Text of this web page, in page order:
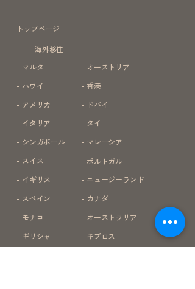
トップページ
- 海外移住
- マルタ
- オーストリア
- ハワイ
- 香港
- アメリカ
- ドバイ
- イタリア
- タイ
- シンガポール
- マレーシア
- スイス
- イギリス
- スペイン
- モナコ
- ギリシャ
- ポルトガル
- ニュージーランド
- カナダ
- オーストラリア
- キプロス